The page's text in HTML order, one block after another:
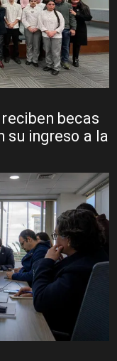
becas
su ingreso a la